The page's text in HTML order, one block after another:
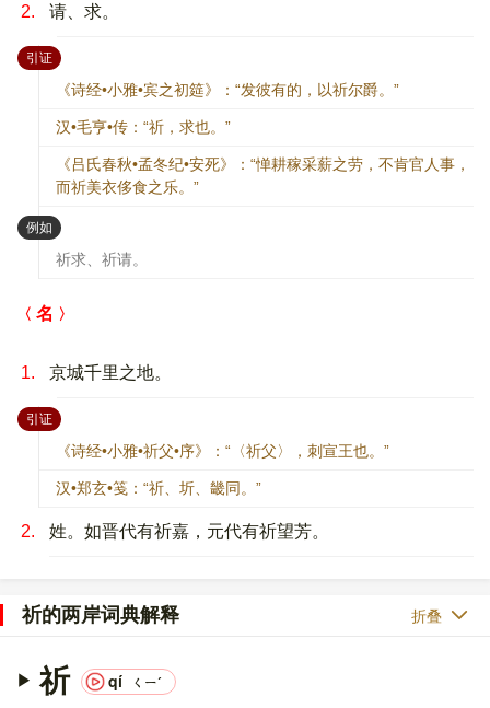
2. 请、求。
引证：
《诗经•小雅•宾之初筵》：“发彼有的，以祈尔爵。”
汉•毛亨•传：“祈，求也。”
《吕氏春秋•孟冬纪•安死》：“惮耕稼采薪之劳，不肯官人事，
而祈美衣侈食之乐。”
例如 ：
祈求、祈请。
名
1. 京城千里之地。
引证：
《诗经•小雅•祈父•序》：“〈祈父〉，刺宣王也。”
汉•郑玄•笺：“祈、圻、畿同。”
2. 姓。如晋代有祈嘉，元代有祈望芳。
祈的两岸词典解释 折叠
祈 qí ㄑㄧˊ